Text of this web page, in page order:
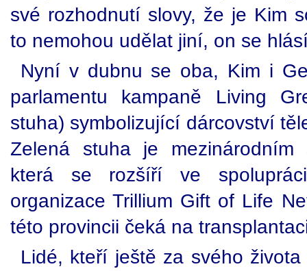
své rozhodnutí slovy, že je Kim
to nemohou udělat jiní, on se
Nyní v dubnu se oba, Kim i
parlamentu kampaně Living
stuha) symbolizující dárcovství
Zelená stuha je mezinárodním
která se rozšíří ve
organizace Trillium Gift of Life
této provincii čeká na
Lidé, kteří ještě za svého